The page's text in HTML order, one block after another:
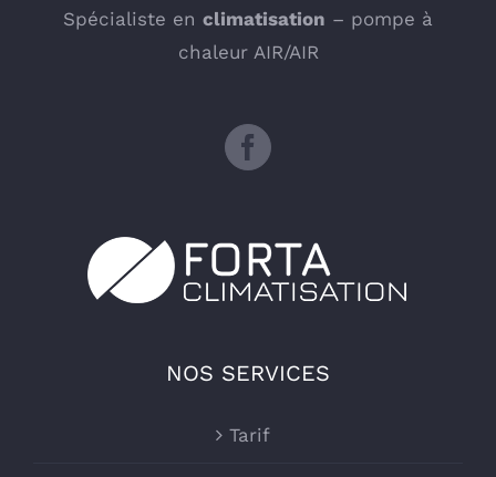
Spécialiste en climatisation – pompe à
chaleur AIR/AIR
NOS SERVICES
Tarif